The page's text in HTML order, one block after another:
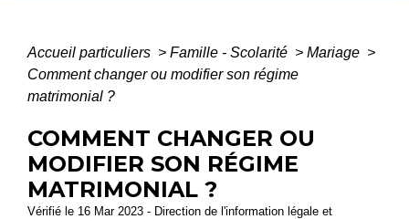
Accueil particuliers > Famille - Scolarité > Mariage >
Comment changer ou modifier son régime
matrimonial ?
COMMENT CHANGER OU
MODIFIER SON RÉGIME
MATRIMONIAL ?
Vérifié le 16 Mar 2023 - Direction de l'information légale et